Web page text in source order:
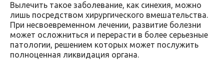
Вылечить такое заболевание, как синехия, можно
лишь посредством хирургического вмешательства.
При несвоевременном лечении, развитие болезни
может осложниться и перерасти в более серьезные
патологии, решением которых может послужить
полноценная ликвидация органа.